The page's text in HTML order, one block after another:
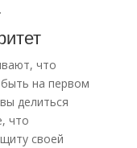
что
на первом
делиться
что
своей